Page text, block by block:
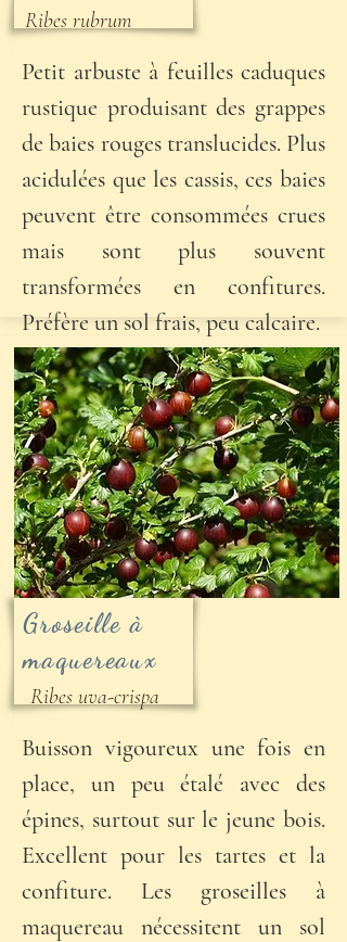
Ribes rubrum
Petit arbuste à feuilles caduques
rustique produisant des grappes
de baies rouges translucides. Plus
acidulées que les cassis, ces baies
peuvent être consommées crues
mais sont plus souvent
transformées en confitures.
Préfère un sol frais, peu calcaire.
Groseille à
maquereaux
Ribes uva-crispa
Buisson vigoureux une fois en
place, un peu étalé avec des
épines, surtout sur le jeune bois.
Excellent pour les tartes et la
confiture. Les groseilles à
maquereau nécessitent un sol